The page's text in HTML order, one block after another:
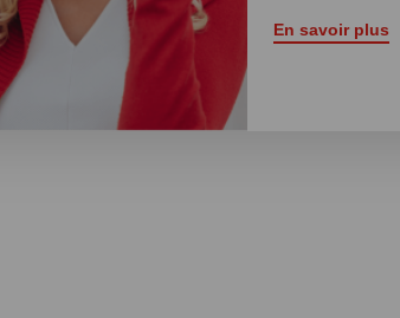
En savoir plus